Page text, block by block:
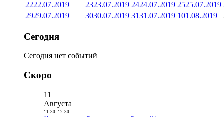
2222.07.2019 2323.07.2019 2424.07.2019 2525.07.2019
2929.07.2019 3030.07.2019 3131.07.2019 101.08.2019
Сегодня
Сегодня нет событий
Скоро
11
Августа
11:30- 12:30